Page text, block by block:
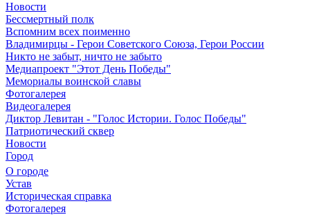
Новости
Бессмертный полк
Вспомним всех поименно
Владимирцы - Герои Советского Союза, Герои России
Никто не забыт, ничто не забыто
Медиапроект "Этот День Победы"
Мемориалы воинской славы
Фотогалерея
Видеогалерея
Диктор Левитан - "Голос Истории. Голос Победы"
Патриотический сквер
Новости
Город
О городе
Устав
Историческая справка
Фотогалерея